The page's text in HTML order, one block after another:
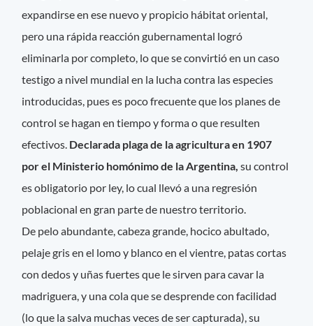
expandirse en ese nuevo y propicio hábitat oriental,
pero una rápida reacción gubernamental logró
eliminarla por completo, lo que se convirtió en un caso
testigo a nivel mundial en la lucha contra las especies
introducidas, pues es poco frecuente que los planes de
control se hagan en tiempo y forma o que resulten
efectivos. Declarada plaga de la agricultura en 1907
por el Ministerio homónimo de la Argentina,su control
es obligatorio por ley, lo cual llevó a una regresión
poblacional en gran parte de nuestro territorio.
De pelo abundante, cabeza grande, hocico abultado,
pelaje gris en el lomo y blanco en el vientre, patas cortas
con dedos y uñas fuertes que le sirven para cavar la
madriguera, y una cola que se desprende con facilidad
(lo que la salva muchas veces de ser capturada), su